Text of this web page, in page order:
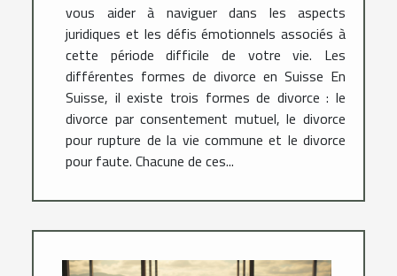
vous aider à naviguer dans les aspects
juridiques et les défis émotionnels associés à
cette période difficile de votre vie. Les
différentes formes de divorce en Suisse En
Suisse, il existe trois formes de divorce : le
divorce par consentement mutuel, le divorce
pour rupture de la vie commune et le divorce
pour faute. Chacune de ces...